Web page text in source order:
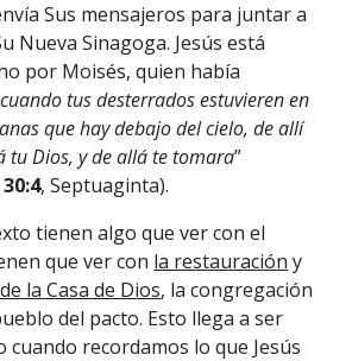
Sus mensajeros para juntar a
Nueva Sinagoga. Jesús está
por Moisés, quien había
tus desterrados estuvieren en
que hay debajo del cielo, de allí
tu Dios, y de allá te tomara”
, Septuaginta).
tienen algo que ver con el
que ver con la restauración
la Casa de Dios, la congregación
del pacto. Esto llega a ser
cuando recordamos lo que Jesús